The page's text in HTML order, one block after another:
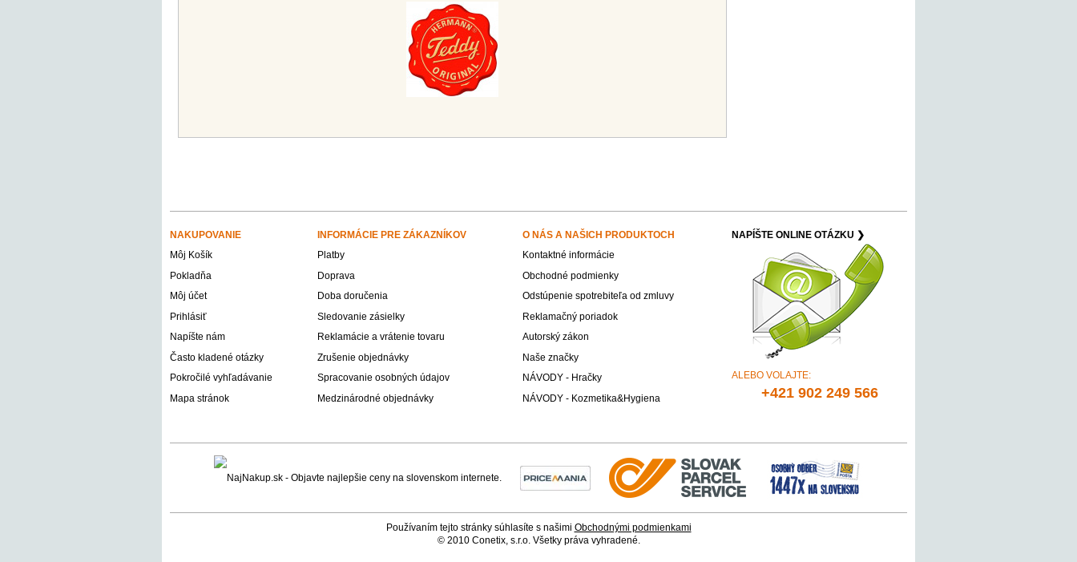
NAKUPOVANIE INFORMÁCIE PRE ZÁKAZNÍKOV O NÁS A NAŠICH PRODUKTOCH NAPÍŠTE ONLINE OTÁZKU ❯
ALEBO VOLAJTE:
+421 902 249 566
Môj Košík Platby
Kontaktné informácie
Pokladňa
Doprava
Obchodné podmienky
Môj účet
Doba doručenia
Odstúpenie spotrebiteľa od zmluvy
Prihlásiť
Sledovanie zásielky
Reklamačný poriadok
Napíšte nám
Reklamácie a vrátenie tovaru
Autorský zákon
Často kladené otázky
Zrušenie objednávky
Naše značky
Pokročilé vyhľadávanie
Spracovanie osobných údajov
NÁVODY - Hračky
Mapa stránok
Medzinárodné objednávky NÁVODY - Kozmetika&Hygiena
Používaním tejto stránky súhlasíte s našimi Obchodnými podmienkami
© 2010 Conetix, s.r.o. Všetky práva vyhradené.